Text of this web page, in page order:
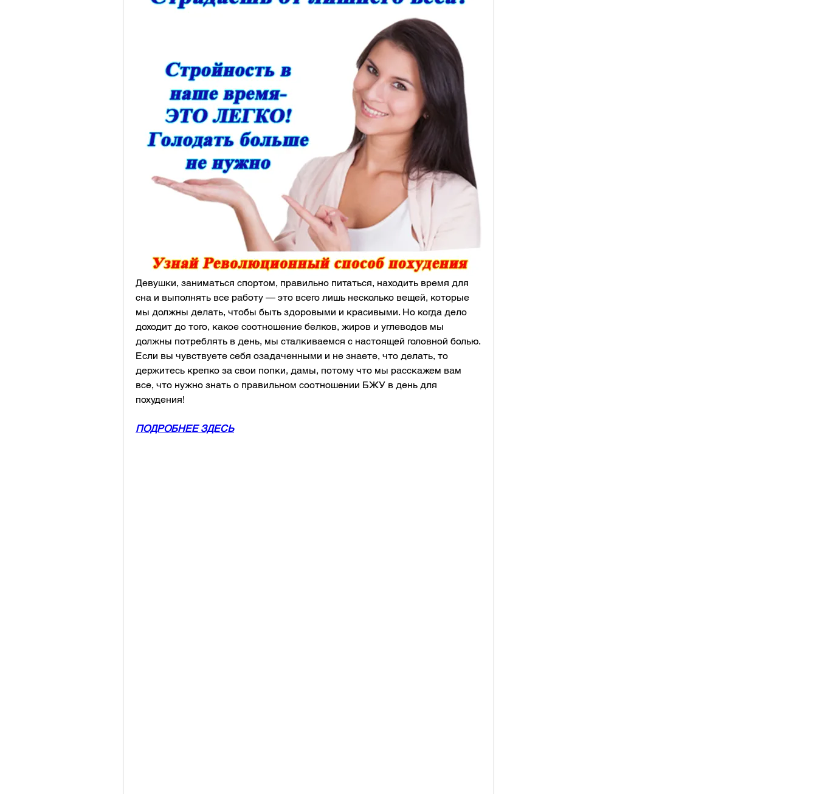
Девушки, заниматься спортом, правильно питаться, находить время для
сна и выполнять все работу — это всего лишь несколько вещей, которые
мы должны делать, чтобы быть здоровыми и красивыми. Но когда дело
доходит до того, какое соотношение белков, жиров и углеводов мы
должны потреблять в день, мы сталкиваемся с настоящей головной болью.
Если вы чувствуете себя озадаченными и не знаете, что делать, то
держитесь крепко за свои попки, дамы, потому что мы расскажем вам
все, что нужно знать о правильном соотношении БЖУ в день для
похудения!
ПОДРОБНЕЕ ЗДЕСЬ